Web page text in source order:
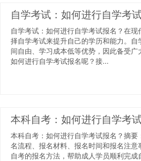
自学考试：如何进行自学考
自学考试：如何进行自学考试报名？在
择自学考试来提升自己的学历和能力。
间自由、学习成本低等优势，因此备受广
如何进行自学考试报名呢？接...
本科自考：如何进行自学考
本科自考：如何进行自学考试报名？摘要
名流程、报名材料、报名时间和报名注
自考的报名方法，帮助成人学员顺利完成